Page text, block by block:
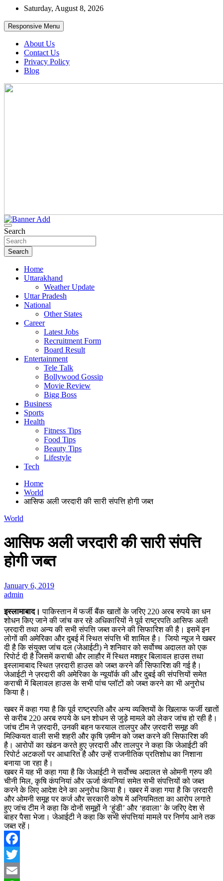
Skip
content
Saturday, August 8, 2026
Responsive Menu
About Us
Contact Us
Privacy Policy
Blog
Search
Search
Home
Uttarakhand
Weather Update
Uttar Pradesh
National
Other States
Career
Latest Jobs
Recruitment Form
Board Result
Entertainment
Tele Talk
Bollywood Gossip
Movie Review
Bigg Boss
Business
Sports
Health
Fitness Tips
Food Tips
Beauty Tips
Lifestyle
Tech
Home
World
आसिफ अली जरदारी की सारी संपत्ति होगी जब्त
World
आसिफ अली जरदारी की सारी संपत्ति
होगी जब्त
January 6, 2019
admin
इस्लामाबाद। पाकिस्तान में फर्जी बैंक खातों के जरिए 220 अरब रुपये का धन
शोधन किए जाने की जांच कर रहे अधिकारियों ने पूर्व राष्ट्रपति आसिफ अली
ज़रदारी तथा अन्य की सभी संपत्ति जब्त करने की सिफारिश की है। इसमें इन
लोगों की अमेरिका और दुबई में स्थित संपत्ति भी शामिल है। जियो न्यूज ने खबर
दी है कि संयुक्त जांच दल (जेआईटी) ने शनिवार को सर्वोच्च अदालत को एक
रिपोर्ट दी है जिसमें कराची और लाहौर में स्थित मशहूर बिलावल हाउस तथा
इस्लामाबाद स्थित ज़रदारी हाउस को जब्त करने की सिफारिश की गई है।
जेआईटी ने ज़रदारी की अमेरिका के न्यूयॉर्क की और दुबई की संपत्तियों समेत
कराची में बिलावल हाउस के सभी पांच प्लॉटों को जब्त करने का भी अनुरोध
किया है।
खबर में कहा गया है कि पूर्व राष्ट्रपति और अन्य व्यक्तियों के खिलाफ फर्जी खातों
से करीब 220 अरब रुपये के धन शोधन से जुड़े मामले को लेकर जांच हो रही है।
जांच टीम ने ज़रदारी, उनकी बहन फरयाल तालपुर और ज़रदारी समूह की
मिल्कियत वाली सभी शहरी और कृषि ज़मीन को जब्त करने की सिफारिश की
है। आरोपों का खंडन करते हुए ज़रदारी और तालपुर ने कहा कि जेआईटी की
रिपोर्ट अटकलों पर आधारित है और उन्हें राजनीतिक प्रतिशोध का निशाना
बनाया जा रहा है।
खबर में यह भी कहा गया है कि जेआईटी ने सर्वोच्च अदालत से ओमनी ग्रुप की
चीनी मिल, कृषि कंपनियां और ऊर्जा कंपनियां समेत सभी संपत्तियों को जब्त
करने के लिए आदेश देने का अनुरोध किया है। खबर में कहा गया है कि ज़रदारी
और ओमनी समूह पर कर्ज और सरकारी कोष में अनियमितता का आरोप लगाते
हुए जांच टीम ने कहा कि दोनों समूहों ने ‘हुंडी’ और ‘हवाला’ के जरिए देश से
बाहर पैसा भेजा। जेआईटी ने कहा कि सभी संपत्तियां मामले पर निर्णय आने तक
जब्त रहें।
Facebook
Twitter